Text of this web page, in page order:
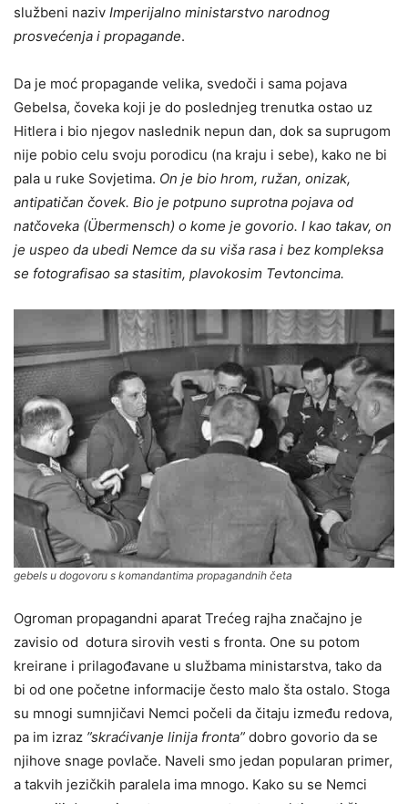
službeni naziv Imperijalno ministarstvo narodnog
prosvećenja i propagande.
Da je moć propagande velika, svedoči i sama pojava
Gebelsa, čoveka koji je do poslednjeg trenutka ostao uz
Hitlera i bio njegov naslednik nepun dan, dok sa suprugom
nije pobio celu svoju porodicu (na kraju i sebe), kako ne bi
pala u ruke Sovjetima. On je bio hrom, ružan, onizak,
antipatičan čovek. Bio je potpuno suprotna pojava od
natčoveka (Übermensch) o kome je govorio. I kao takav, on
je uspeo da ubedi Nemce da su viša rasa i bez kompleksa
se fotografisao sa stasitim, plavokosim Tevtoncima.
gebels u dogovoru s komandantima propagandnih četa
Ogroman propagandni aparat Trećeg rajha značajno je
zavisio od dotura sirovih vesti s fronta. One su potom
kreirane i prilagođavane u službama ministarstva, tako da
bi od one početne informacije često malo šta ostalo. Stoga
su mnogi sumnjičavi Nemci počeli da čitaju između redova,
pa im izraz ”skraćivanje linija fronta” dobro govorio da se
njihove snage povlače. Naveli smo jedan popularan primer,
a takvih jezičkih paralela ima mnogo. Kako su se Nemci